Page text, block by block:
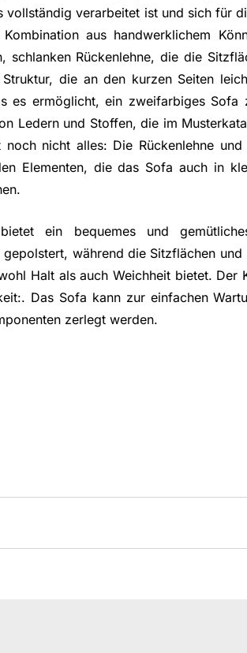
vollständig verarbeitet ist und sich für
aus handwerklichem
Rückenlehne, die die
die an den kurzen Seiten
es ermöglicht, ein zweifarbiges Sofa
Ledern und Stoffen, die im
nicht alles: Die Rückenlehne
Elementen, die das Sofa auch in
ein bequemes und
während die Sitzflächen und
Halt als auch Weichheit bietet. Der
Das Sofa kann zur einfachen
zerlegt werden.